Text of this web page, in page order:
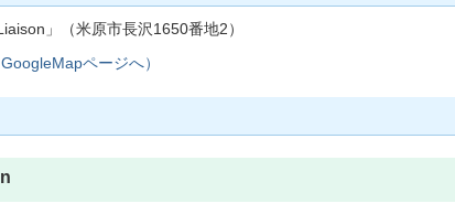
」（米原市長沢1650番地2）
ページへ）